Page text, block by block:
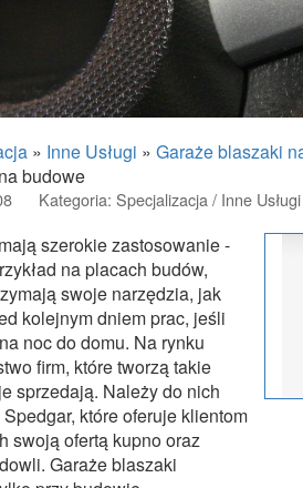
» Inne Usługi » Garaże blaszaki
budowe
Kategoria: Specjalizacja / Inne Usługi
szerokie zastosowanie -
na placach budów,
swoje narzędzia, jak
kolejnym dniem prac, jeśli
noc do domu. Na rynku
firm, które tworzą takie
sprzedają. Należy do nich
które oferuje klientom
swoją ofertą kupno oraz
Garaże blaszaki